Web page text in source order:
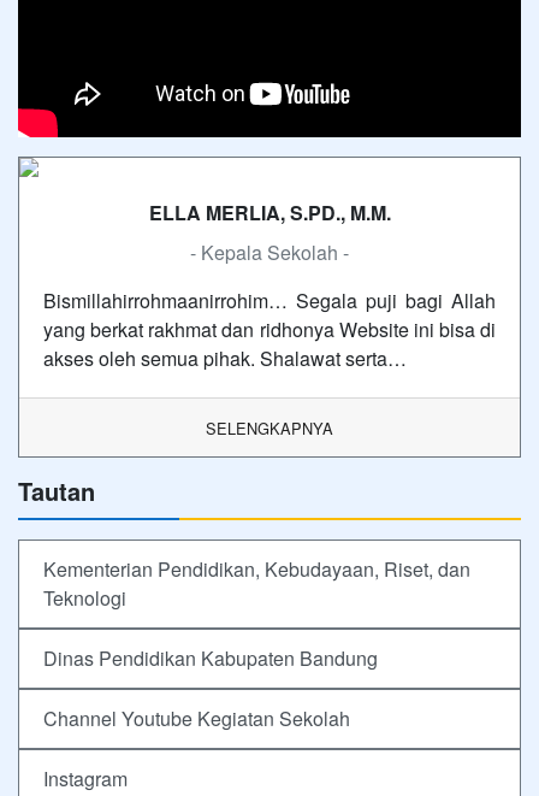
ELLA MERLIA, S.PD., M.M.
- Kepala Sekolah -
Bismillahirrohmaanirrohim… Segala puji bagi Allah
yang berkat rakhmat dan ridhonya Website ini bisa di
akses oleh semua pihak. Shalawat serta…
SELENGKAPNYA
Tautan
Kementerian Pendidikan, Kebudayaan, Riset, dan
Teknologi
Dinas Pendidikan Kabupaten Bandung
Channel Youtube Kegiatan Sekolah
Instagram